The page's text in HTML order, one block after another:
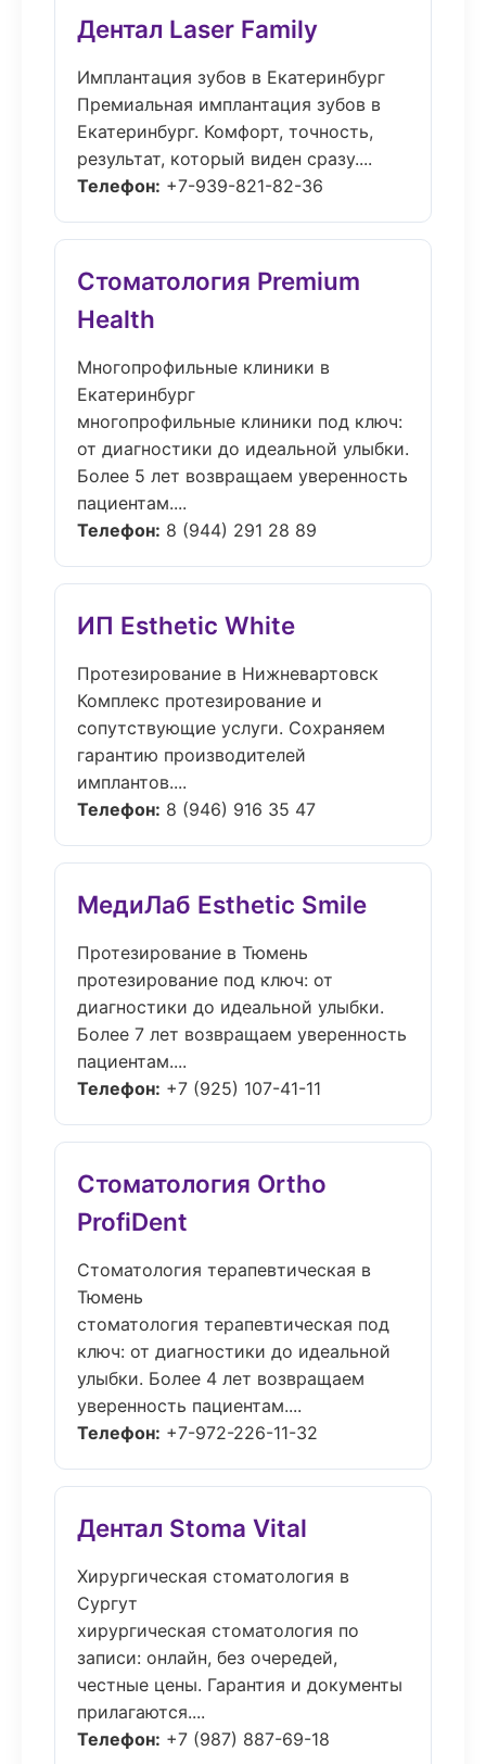
Дентал Laser Family
Имплантация зубов в Екатеринбург
Премиальная имплантация зубов в
Екатеринбург. Комфорт, точность,
результат, который виден сразу....
Телефон: +7-939-821-82-36
Стоматология Premium
Health
Многопрофильные клиники в
Екатеринбург
многопрофильные клиники под ключ:
от диагностики до идеальной улыбки.
Более 5 лет возвращаем уверенность
пациентам....
Телефон: 8 (944) 291 28 89
ИП Esthetic White
Протезирование в Нижневартовск
Комплекс протезирование и
сопутствующие услуги. Сохраняем
гарантию производителей
имплантов....
Телефон: 8 (946) 916 35 47
МедиЛаб Esthetic Smile
Протезирование в Тюмень
протезирование под ключ: от
диагностики до идеальной улыбки.
Более 7 лет возвращаем уверенность
пациентам....
Телефон: +7 (925) 107-41-11
Стоматология Ortho
ProfiDent
Стоматология терапевтическая в
Тюмень
стоматология терапевтическая под
ключ: от диагностики до идеальной
улыбки. Более 4 лет возвращаем
уверенность пациентам....
Телефон: +7-972-226-11-32
Дентал Stoma Vital
Хирургическая стоматология в
Сургут
хирургическая стоматология по
записи: онлайн, без очередей,
честные цены. Гарантия и документы
прилагаются....
Телефон: +7 (987) 887-69-18